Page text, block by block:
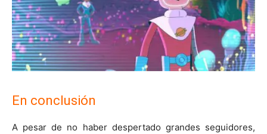
En conclusión
A pesar de no haber despertado grandes seguidores,